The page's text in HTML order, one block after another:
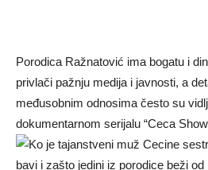
Porodica Ražnatović ima bogatu i
privlači pažnju medija i javnosti, a
međusobnim odnosima često su
dokumentarnom serijalu “Ceca